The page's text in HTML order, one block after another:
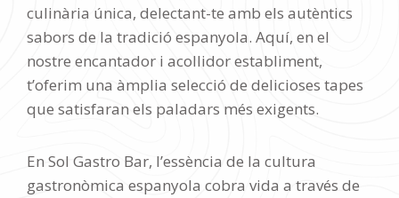
culinària única, delectant-te amb els autèntics
sabors de la tradició espanyola. Aquí, en el
nostre encantador i acollidor establiment,
t’oferim una àmplia selecció de delicioses tapes
que satisfaran els paladars més exigents.
En Sol Gastro Bar, l’essència de la cultura
gastronòmica espanyola cobra vida a través de